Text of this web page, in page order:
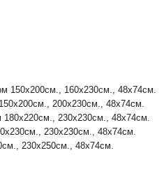
150х200см., 160х230см., 48х74см.
200х230см., 48х74см.
230х230см., 48х74см.
230х230см., 48х74см.
230х250см., 48х74см.